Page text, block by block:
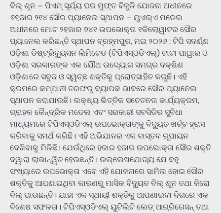
ବିଲ୍ ଶୂନ – ପିଏମ୍ ସୂର୍ଯ୍ୟ ଘର ମୁଫ୍ତ ବିଜୁଳି ଯୋଜନା ଅଧୀନରେ
୬ହଜାର ୨୧୪ ସୌର ପ୍ୟାନେଲ ସ୍ଥାପନ – ୟୁଏଲ୍ଏ ମଡେଲ
ଅଧୀନରେ ମୋଟ ୨ହଜାର ୭୪୧ ଉପଭୋକ୍ତା ୧କିଲୋୱାଟର ସୌର
ପ୍ୟାନେଲ କରିଛନ୍ତି ସ୍ଥାପନ ବ୍ରହ୍ମପୁର, ମ‌ଇ ୨୦୨୬ : ଟିପି ସଦର୍ଣ୍ଣ
ଓଡ଼ିଶା ଡିଷ୍ଟ୍ରିବ୍ୟୁସନ ଲିମିଟେଡ (ଟିପିଏସ୍ଓଡିଏଲ୍) ଟାଟା ପାୱାର ଓ
ଓଡ଼ିଶା ସରକାରଙ୍କ ଏକ ଯୌଥ ଉଦ୍ୟୋଗ ସମଗ୍ର ଦକ୍ଷିଣ
ଓଡ଼ିଶାରେ ସବୁଜ ଓ ସ୍ୱଚ୍ଛ ଶକ୍ତିକୁ ପ୍ରୋତ୍ସାହିତ କରୁଛି। ଏହି
କ୍ରମରେ କମ୍ପାନୀ ତରଫରୁ ବ୍ୟାପକ ଭାବରେ ସୌର ପ୍ୟାନେଲ
ସ୍ଥାପନ କରାଯାଉଛି। ଲକ୍ଷ୍ୟ ଭିତ୍ତିକ ସଚେତନତା କାର୍ଯ୍ୟକ୍ରମ,
ଗ୍ରାହକ କୈନ୍ଦ୍ରିକ ମଡେଲ ଏବଂ ସରକାରୀ ସବସିଡିର ସୁବିଧା
ମାଧ୍ୟମରେ ଟିପିଏସ୍ଓଡିଏଲ୍ ଉପଭୋକ୍ତାଙ୍କୁ ବିଦ୍ୟୁତ ଖର୍ଚ୍ଚ ହ୍ରାସ
କରିବାକୁ ସମର୍ଥ କରିଛି। ଏହି ଅଭିଯାନର ଏକ ବାସ୍ତବ ରୂପାୟନ
ଦେଖିବାକୁ ମିଳିଛି। ଯେଉଁଥିରେ ହଜାର ହଜାର ଉପଭୋକ୍ତା ସୌର ଶକ୍ତି
ଦ୍ୱାରା ଲାଭାନ୍ୱିତ ହେଉଛନ୍ତି। ଉଲ୍ଲେଖଯୋଗ୍ୟ ଯେ ବହୁ
ସଂଖ୍ୟାରେ ଉପଭୋକ୍ତା ଏବେ ଏହି ଯୋଜନାରେ ସାମିଲ ହୋଇ ସୌର
ଶକ୍ତିକୁ ଆପଣାଇଥିବା କାରଣରୁ ମାସିକ ବିଦ୍ୟୁତ ବିଲ୍ ଶୂନ ତଥା ଜିରୋ
ବିଲ୍ ପାଉଛନ୍ତି। ଯାହା ଏକ ସ୍ଥାୟୀ ଶକ୍ତିକୁ ଆପଣାଇବା ଦିଗରେ ଏକ
ବିଶେଷ ସଫଳତା। ଟିପିଏସ୍ଓଡିଏଲ୍ ୟୁଟିଲିଟି ଲେଡ୍ ଆଗ୍ରିଗେସନ୍ ତଥା